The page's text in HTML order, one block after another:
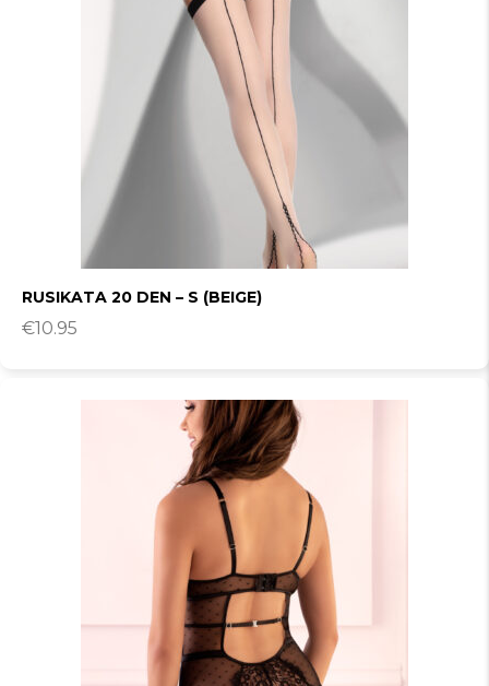
RUSIKATA 20 DEN – S (BEIGE)
€10.95